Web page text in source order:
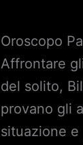
Oroscopo
Affrontare
del solito,
provano gli
situazione